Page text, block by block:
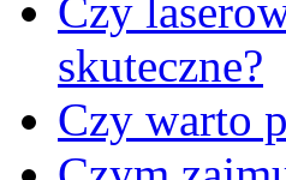
Czy
skuteczne?
Czy warto